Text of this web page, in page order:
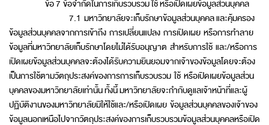
ข้อ 7 ข้อจำกัดในการเก็บรวบรวม ใช้ หรือเปิดเผยข้อมูลส่วนบุคคล
7.1 มหาวิทยาลัยจะเก็บรักษาข้อมูลส่วนบุคคล และคุ้มครอง
ข้อมูลส่วนบุคคลจากการเข้าถึง การเปลี่ยนแปลง การเปิดเผย หรือการทำลาย
ข้อมูลที่มหาวิทยาลัยเก็บรักษาโดยไม่ได้รับอนุญาต สำหรับการใช้ และ/หรือการ
เปิดเผยข้อมูลส่วนบุคคลจะต้องได้รับความยินยอมจากเจ้าของข้อมูลโดยจะต้อง
เป็นการใช้ตามวัตถุประสงค์ของการการเก็บรวบรวม ใช้ หรือเปิดเผยข้อมูลส่วน
บุคคลของมหาวิทยาลัยเท่านั้น ทั้งนี้ มหาวิทยาลัยจะกำกับดูแลเจ้าหน้าที่และผู้
ปฏิบัติงานของมหาวิทยาลัยมิให้ใช้และ/หรือเปิดเผย ข้อมูลส่วนบุคคลของเจ้าของ
ข้อมูลนอกเหนือไปจากวัตถุประสงค์ของการเก็บรวบรวมข้อมูลส่วนบุคคลหรือเปิด